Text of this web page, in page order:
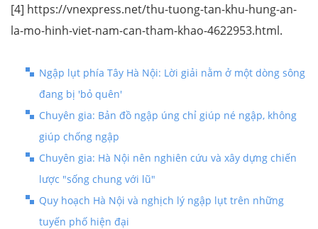
[4] https://vnexpress.net/thu-tuong-tan-khu-hung-an-
la-mo-hinh-viet-nam-can-tham-khao-4622953.html.
Ngập lụt phía Tây Hà Nội: Lời giải nằm ở một dòng sông
đang bị 'bỏ quên'
Chuyên gia: Bản đồ ngập úng chỉ giúp né ngập, không
giúp chống ngập
Chuyên gia: Hà Nội nên nghiên cứu và xây dựng chiến
lược "sống chung với lũ"
Quy hoạch Hà Nội và nghịch lý ngập lụt trên những
tuyến phố hiện đại